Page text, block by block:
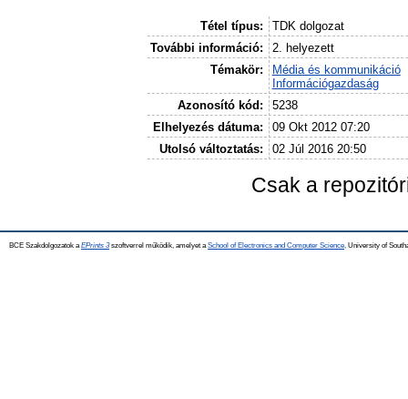
Tétel típus:
TDK dolgozat
További információ:
2. helyezett
Témakör:
Média és kommunikáció
Információgazdaság
Azonosító kód:
5238
Elhelyezés dátuma:
09 Okt 2012 07:20
Utolsó változtatás:
02 Júl 2016 20:50
Csak a
BCE Szakdolgozatok a EPrints 3szoftverrel működik, amelyet a School of Electronics and Computer Science, University of